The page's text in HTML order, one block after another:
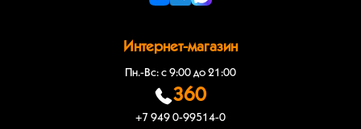
Интернет-магазин
Пн.-Вс: с 9:00 до 21:00
360
+7 949 0-99514-0